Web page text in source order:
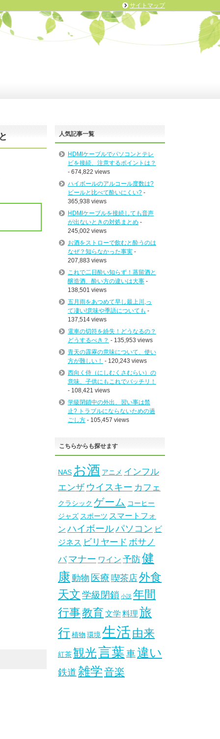
人気記事一覧
HDMIケーブルでパソコンとテレ
ビを接続、注意するポイントは？
- 674,822 views
ハイボールのアルコール度数は?
ビールと比べて酔いにくい? -
365,938 views
HDMIケーブルを接続しても音声
が出ないときの対処まとめ -
245,002 views
お酒をストローで飲むと酔うのは
なぜ？知らなかった事実 -
207,883 views
これで二日酔い知らず！蒸留酒と
醸造酒、酔い方の違いは大事 -
138,501 views
五月雨をあつめて早し最上川,っ
て凄い!意味や季語についても -
137,514 views
電車の切符を紛失！どうなるの？
どうするべき？ - 135,953 views
青天の霹靂の意味について、使い
方が難しい！ - 120,243 views
西向く侍（にしむくさむらい）の
意味、子供にもこれでバッチリ！
- 108,421 views
学級閉鎖中の外出、習い事は禁
止? トラブルにならないための過
ごし方 - 105,457 views
こちらからも探せます
NAS お酒 アニメ インフル
エンザ ウイスキー カフェ
クラシック ゲーム コーヒー
ジャズ スポーツ スマートフォ
ン ハイボールパソコン ビ
ジネス ビリヤード ボサノ
バ マナー ワイン 予防健
康 動物 医療 喫茶店外食
天文学級閉鎖 小説 年間
行事教育 文学 料理 旅
行植物 環境生活由来
紅茶観光言葉車違い
鉄道雑学音楽
サイトマップ